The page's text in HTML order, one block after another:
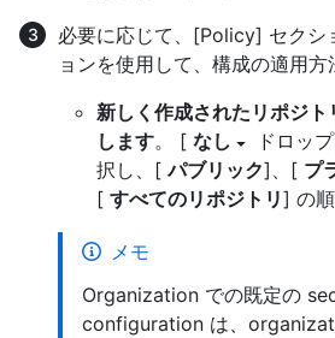
必要に応じて、[Policy] セクシ
ョンを使用して、構成の適用方
新しく作成されたリポジ
します。 [ なし
ドロッ
択し、[パブリック]、[ プ
[ すべてのリポジトリ] の
メモ
Organization での既定の
configuration は、